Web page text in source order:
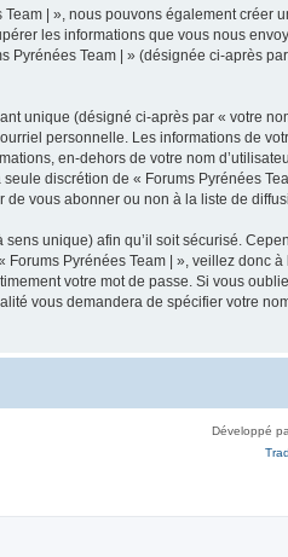
| », nous pouvons également
les informations que vous nous
Pyrénées Team | » (désignée ci-après
unique (désigné ci-après par « votre
personnelle. Les informations de
en-dehors de votre nom
discrétion de « Forums Pyrénées
vous abonner ou non à la liste de
unique) afin qu’il soit sécurisé.
Forums Pyrénées Team | », veillez
votre mot de passe. Si vous
vous demandera de spécifier votre
Développé